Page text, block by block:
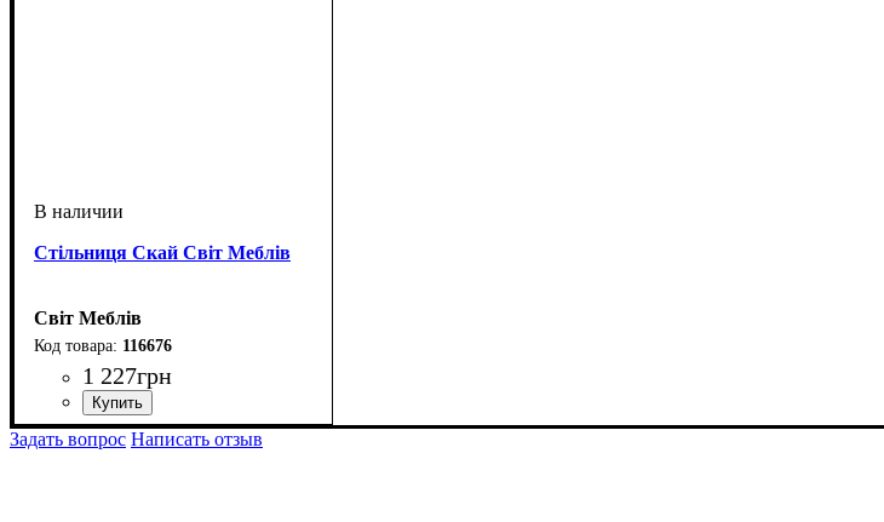
Стільниця Скай Світ Меблів
Світ Меблів
116676
1 227грн
ширина, мм: 1000
высота, мм: 28
глубина, мм: 600
Задать вопрос Написать отзыв